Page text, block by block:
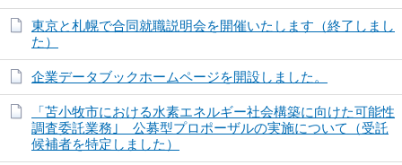
東京と札幌で合同就職説明会を開催いたします（終了しまし
た）
企業データブックホームページを開設しました。
「苫小牧市における水素エネルギー社会構築に向けた可能性
調査委託業務｣ 公募型プロポーザルの実施について（受託
候補者を特定しました）